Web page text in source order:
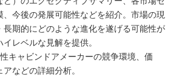
、今後の発展可能性などを紹介。市場の現
長期的にどのような進化を遂げる可能性が
レベルな見解を提供。
キャビンドアメーカーの競争環境、価
などの詳細分析。